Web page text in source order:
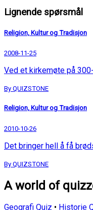
Lignende spørsmål
Religion, Kultur og Tradisjon
2008-11-25
Ved et kirkemøte på
By QUIZSTONE
Religion, Kultur og Tradisjon
2010-10-26
Det bringer hell å få
By QUIZSTONE
A world of
Geografi Quiz • Historie